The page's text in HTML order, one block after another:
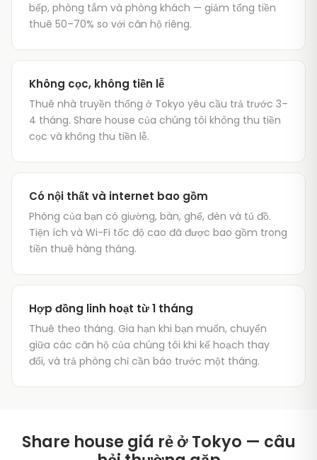
bếp, phòng tắm và phòng khách — giảm tổng tiền
thuê 50–70% so với căn hộ riêng.
Không cọc, không tiền lễ
Thuê nhà truyền thống ở Tokyo yêu cầu trả trước 3–
4 tháng. Share house của chúng tôi không thu tiền
cọc và không thu tiền lễ.
Có nội thất và internet bao gồm
Phòng của bạn có giường, bàn, ghế, đèn và tủ đồ.
Tiện ích và Wi-Fi tốc độ cao đã được bao gồm trong
tiền thuê hàng tháng.
Hợp đồng linh hoạt từ 1 tháng
Thuê theo tháng. Gia hạn khi bạn muốn, chuyển
giữa các căn hộ của chúng tôi khi kế hoạch thay
đổi, và trả phòng chỉ cần báo trước một tháng.
Share house giá rẻ ở Tokyo — câu